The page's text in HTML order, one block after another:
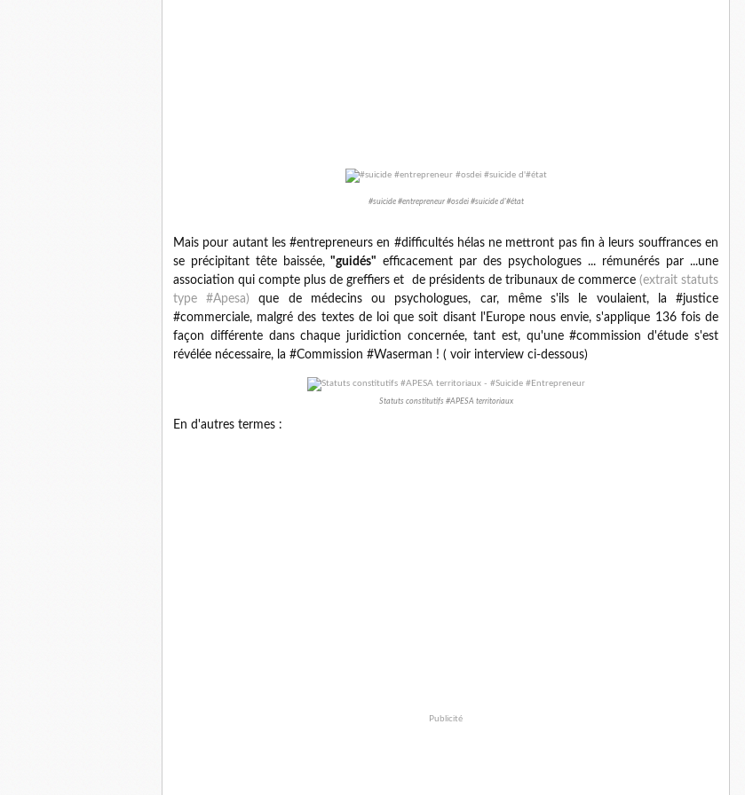
#suicide #entrepreneur #osdei #suicide d'#état
Mais pour autant les #entrepreneurs en #difficultés hélas ne mettront pas fin à leurs souffrances en
se précipitant tête baissée, "guidés" efficacement par des psychologues ... rémunérés par ...une
association qui compte plus de greffiers et de présidents de tribunaux de commerce (extrait statuts
type #Apesa)que de médecins ou psychologues, car, même s'ils le voulaient, la #justice
#commerciale, malgré des textes de loi que soit disant l'Europe nous envie, s'applique 136 fois de
façon différente dans chaque juridiction concernée, tant est, qu'une #commission d'étude s'est
révélée nécessaire, la #Commission #Waserman ! ( voir interview ci-dessous)
Statuts constitutifs #APESA territoriaux
En d'autres termes :
Publicité